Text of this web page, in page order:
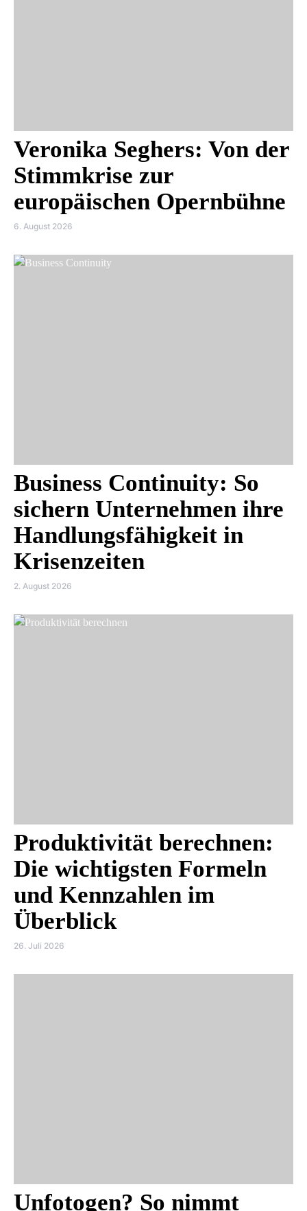
Veronika Seghers: Von der
Stimmkrise zur
europäischen Opernbühne
6. August 2026
Business Continuity: So
sichern Unternehmen ihre
Handlungsfähigkeit in
Krisenzeiten
2. August 2026
Produktivität berechnen:
Die wichtigsten Formeln
und Kennzahlen im
Überblick
26. Juli 2026
Unfotogen? So nimmt